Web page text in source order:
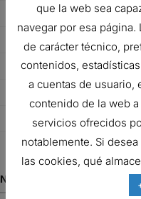
N° de pieza del fabricante
que la web sea
navegar por esa
de carácter técnico,
contenidos,
a cuentas de usuario,
contenido de la web
servicios ofrecidos
notablemente. Si
las cookies, qué